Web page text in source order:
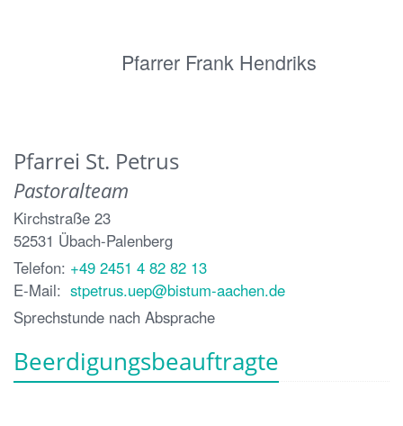
Pfarrer Frank Hendriks
Pfarrei St. Petrus
Pastoralteam
Kirchstraße 23
52531 Übach-Palenberg
Telefon: +49 2451 4 82 82 13
E-Mail: stpetrus.uep@bistum-aachen.de
Sprechstunde nach Absprache
Beerdigungsbeauftragte